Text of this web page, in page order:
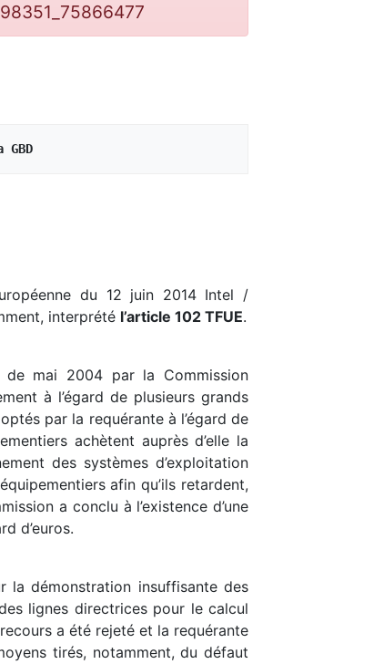
GBD
du 12 juin 2014 Intel /
interprété l’article 102 TFUE.
de mai 2004 par la Commission
à l’égard de plusieurs grands
par la requérante à l’égard de
achètent auprès d’elle la
des systèmes d’exploitation
afin qu’ils retardent,
a conclu à l’existence d’une
d’euros.
la démonstration insuffisante des
lignes directrices pour le calcul
a été rejeté et la requérante
tirés, notamment, du défaut